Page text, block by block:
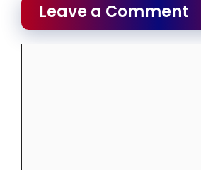
Leave a Comment